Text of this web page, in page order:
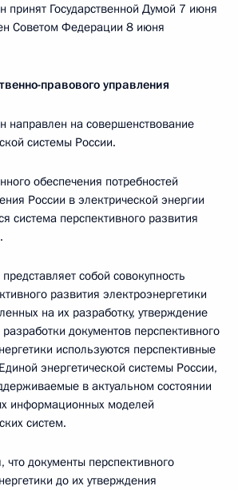
Государственной Думой 7 июня
Советом Федерации 8 июня
правового управления
направлен на совершенствование
системы России.
обеспечения потребностей
России в электрической энергии
система перспективного развития
собой совокупность
развития электроэнергетики
на их разработку, утверждение
документов перспективного
используются перспективные
энергетической системы России,
в актуальном состоянии
информационных моделей
систем.
что документы перспективного
до их утверждения